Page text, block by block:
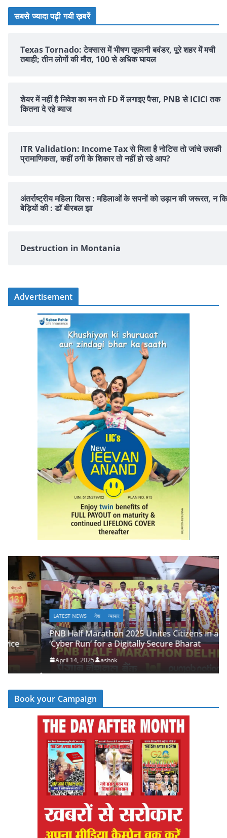
सबसे ज्यादा पढ़ी गयी ख़बरें
Texas Tornado: टेक्सास में भीषण तूफानी बवंडर, पूरे शहर में मची
तबाही; तीन लोगों की मौत, 100 से अधिक घायल
शेयर में नहीं है न‍िवेश का मन तो FD में लगाइए पैसा, PNB से ICICI तक
क‍ितना दे रहे ब्‍याज
ITR Validation: Income Tax से मिला है नोटिस तो जांचे उसकी
प्रामाणिकता, कहीं ठगी के शिकार तो नहीं हो रहे आप?
अंतर्राष्ट्रीय महिला दिवस : महिलाओं के सपनों को उड़ान की जरूरत, न कि
बेड़ियों की : डॉ बीरबल झा
Destruction in Montania
Advertisement
LATEST NEWS देश व्यापार
PNB Half Marathon 2025 Unites Citizens in a
‘Cyber Run’ for a Digitally Secure Bharat
April 14, 2025 ashok
Book your Campaign